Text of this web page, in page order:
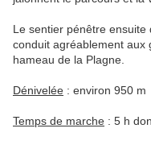
Le sentier pénêtre
conduit agréablement aux
hameau de la Plagne.
Dénivelée : environ 950 m
Temps de marche : 5 h